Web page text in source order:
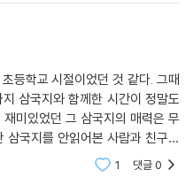
것처럼. 누구나 가볍게 책장을
안 분명히 『삼국지』의 정수를
처세술을 다시 짚고 넘어 가게 된
사회에서 직장의 상하 관계와도
에서 거의 하나의 인물 군으로 분
절이었던 것 같다. 그때
한 시간이 정말도
그 뜻을 살펴보면 삼국 1 댓글0